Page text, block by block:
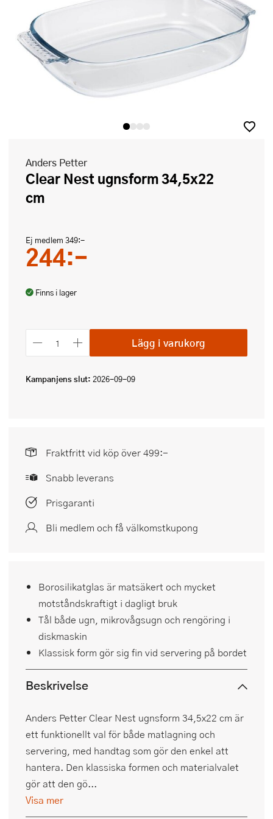
Anders Petter
Clear Nest ugnsform 34,5x22
cm
Ej medlem 349:-
244:-
Finns i lager
Lägg i varukorg
Kampanjens slut: 2026-09-09
Fraktfritt vid köp över 499:-
Snabb leverans
Prisgaranti
Bli medlem och få välkomstkupong
Borosilikatglas är matsäkert och mycket
motståndskraftigt i dagligt bruk
Tål både ugn, mikrovågsugn och rengöring i
diskmaskin
Klassisk form gör sig fin vid servering på bordet
Beskrivelse
Anders Petter Clear Nest ugnsform 34,5x22 cm är
ett funktionellt val för både matlagning och
servering, med handtag som gör den enkel att
hantera. Den klassiska formen och materialvalet
gör att den gö...
Visa mer